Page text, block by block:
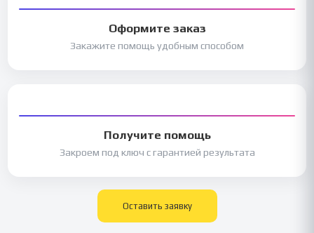
Оформите заказ
Закажите помощь удобным способом
Получите помощь
Закроем под ключ с гарантией результата
Оставить заявку